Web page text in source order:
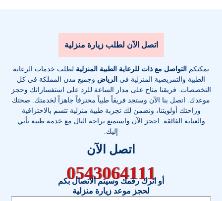
اتصل الآن لطلب زيارة منزلية
يمكنكم التواصل مع ذات للرعاية الطبية المنزلية لطلب خدمات الرعاية
الطبية والتمريضية المنزلية في الرياض وجميع مدن المملكة في كل
التخصصات . فريقنا متاح على مدار الساعة للرد على استفساراتك وحجز
موعدك. اتصل بنا الآن وستجد فريقاً طبياً محترفاً جاهزاً لخدمتك. صحتك
وراحتك أولويتنا، ونضمن لك تجربة طبية منزلية تتسم بالاحترافية
والعناية الفائقة. احجز الآن واستمتع براحة البال مع خدمة طبية تأتي
إليك.
اتصل الآن
0543064111
أو اترك رقمك وسيتم الاتصال بكم
لحجز موعد زيارة منزلية